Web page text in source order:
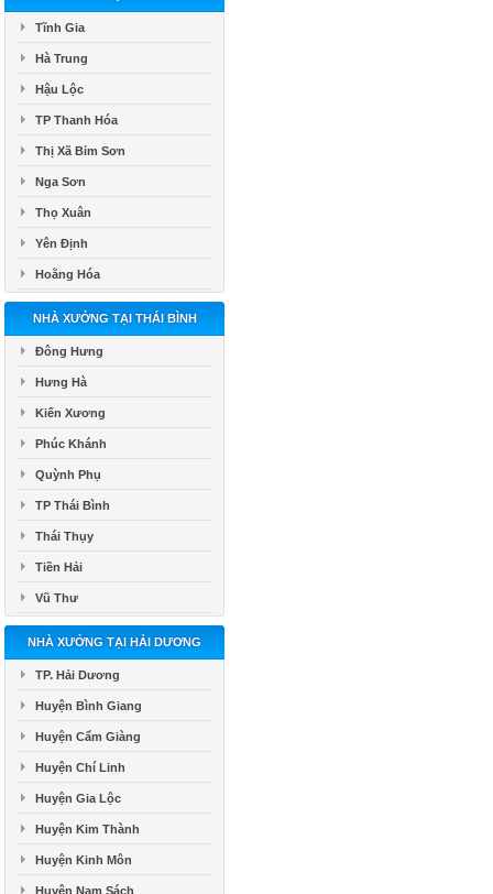
Tĩnh Gia
Hà Trung
Hậu Lộc
TP Thanh Hóa
Thị Xã Bỉm Sơn
Nga Sơn
Thọ Xuân
Yên Định
Hoằng Hóa
NHÀ XƯỞNG TẠI THÁI BÌNH
Đông Hưng
Hưng Hà
Kiến Xương
Phúc Khánh
Quỳnh Phụ
TP Thái Bình
Thái Thụy
Tiền Hải
Vũ Thư
NHÀ XƯỞNG TẠI HẢI DƯƠNG
TP. Hải Dương
Huyện Bình Giang
Huyện Cẩm Giàng
Huyện Chí Linh
Huyện Gia Lộc
Huyện Kim Thành
Huyện Kinh Môn
Huyện Nam Sách